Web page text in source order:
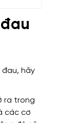
đau, hãy
ra trong
các cơ